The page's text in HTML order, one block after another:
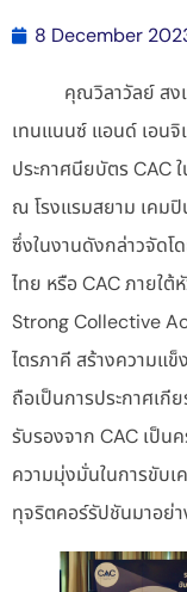
8 December
คุณวิลาวัลย์ สงเจ
เทนแนนซ์ แอนด์ เอนจิ
ประกาศนียบัตร CAC
ณ โรงแรมสยาม เคม
ซึ่งในงานดังกล่าวจัด
ไทย หรือ CAC ภายใ
Strong Collective
ไตรภาคี สร้างความแ
ถือเป็นการประกาศเ
รับรองจาก CAC เป็น
ความมุ่งมั่นในการขับ
ทุจริตคอร์รัปชันมาอย่า